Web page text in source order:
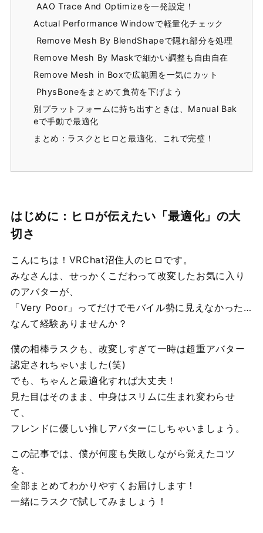
AAO Trace And Optimizeを一発設定！
Actual Performance Windowで軽量化チェック
Remove Mesh By BlendShapeで隠れ部分を処理
Remove Mesh By Maskで細かい調整も自由自在
Remove Mesh in Boxで広範囲を一気にカット
PhysBoneをまとめて負荷を下げよう
別プラットフォームに持ち出すときは、Manual Bak
eで手動で最適化
まとめ：ラスクとヒロと最適化、これで完璧！
はじめに：ヒロが伝えたい「最適化」の大
切さ
こんにちは！VRChat沼住人のヒロです。
みなさんは、せっかくこだわって改変したお気に入り
のアバターが、
「Very Poor」ってだけでモバイル勢に見えなかった…
なんて経験ありませんか？
僕の相棒ラスクも、改変しすぎて一時は超重アバター
認定されちゃいました(笑)
でも、ちゃんと最適化すれば大丈夫！
見た目はそのまま、中身はスリムに生まれ変わらせ
て、
フレンドに優しい推しアバターにしちゃいましょう。
この記事では、僕が何度も失敗しながら覚えたコツ
を、
全部まとめてわかりやすくお届けします！
一緒にラスクで試してみましょう！